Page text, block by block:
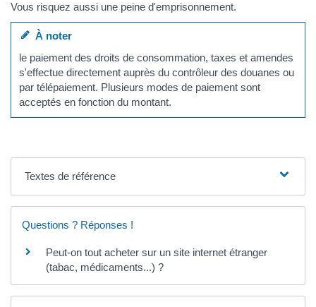
Vous risquez aussi une peine d'emprisonnement.
À noter
le paiement des droits de consommation, taxes et amendes
s'effectue directement auprès du contrôleur des douanes ou
par télépaiement. Plusieurs modes de paiement sont
acceptés en fonction du montant.
Textes de référence
Questions ? Réponses !
Peut-on tout acheter sur un site internet étranger
(tabac, médicaments...) ?